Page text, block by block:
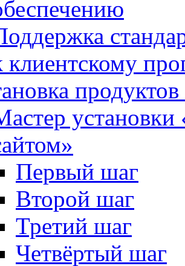
клиентскому
Первый шаг
Второй шаг
Третий шаг
Четвёртый шаг